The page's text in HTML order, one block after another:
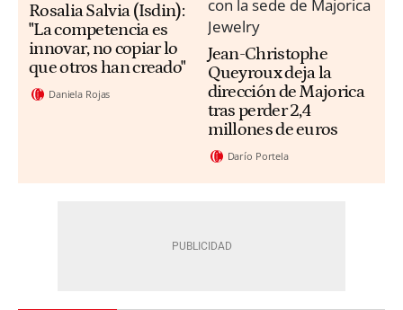
Rosalia Salvia (Isdin):
"La competencia es
innovar, no copiar lo
que otros han creado"
Daniela Rojas
Jean-Christophe
Queyroux deja la
dirección de Majorica
tras perder 2,4
millones de euros
Darío Portela